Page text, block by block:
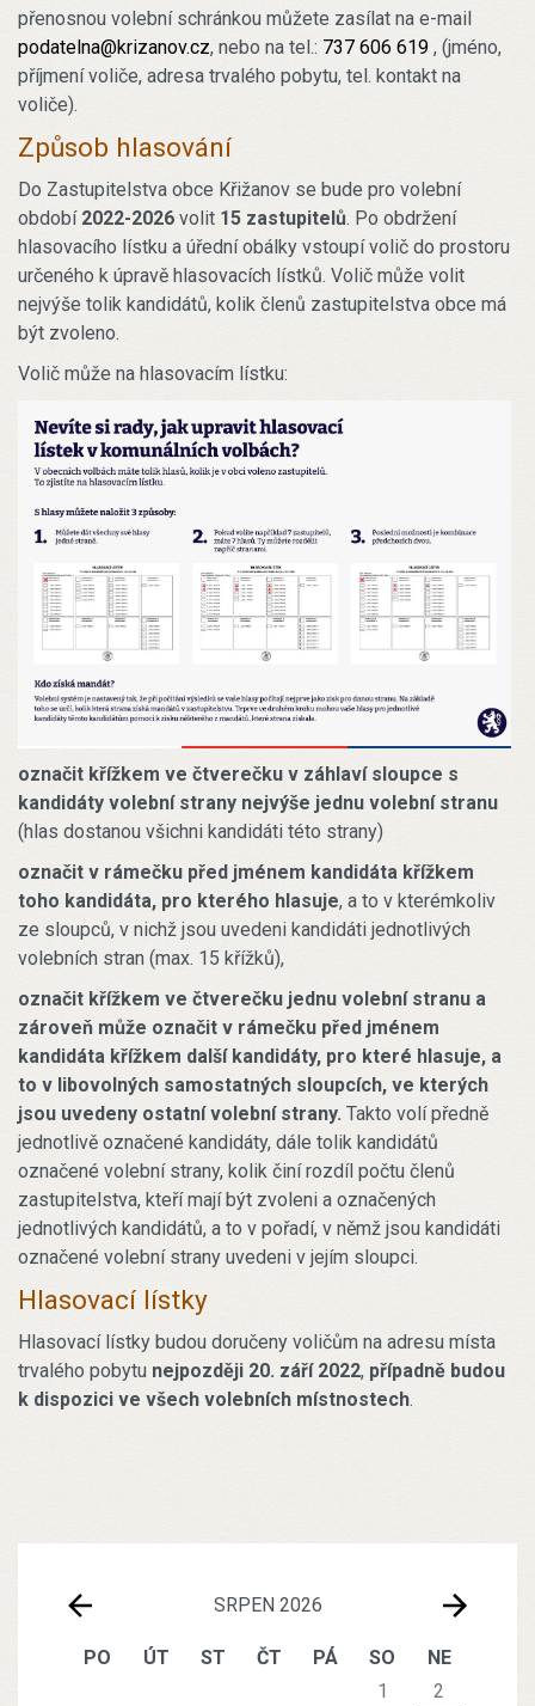
SRPEN 2026
PO ÚT ST ČT PÁ SO
NE
1
2
přenosnou volební schránkou můžete zasílat na e-mail
podatelna@krizanov.cz, nebo na tel.: 737 606 619 , (jméno,
příjmení voliče, adresa trvalého pobytu, tel. kontakt na
voliče).
Způsob hlasování
Do Zastupitelstva obce Křižanov se bude pro volební
období 2022-2026 volit 15 zastupitelů. Po obdržení
hlasovacího lístku a úřední obálky vstoupí volič do prostoru
určeného k úpravě hlasovacích lístků. Volič může volit
nejvýše tolik kandidátů, kolik členů zastupitelstva obce má
být zvoleno.
Volič může na hlasovacím lístku:
označit křížkem ve čtverečku v záhlaví sloupce s
kandidáty volební strany nejvýše jednu volební stranu
(hlas dostanou všichni kandidáti této strany)
označit v rámečku před jménem kandidáta křížkem
toho kandidáta, pro kterého hlasuje, a to v kterémkoliv
ze sloupců, v nichž jsou uvedeni kandidáti jednotlivých
volebních stran (max. 15 křížků),
označit křížkem ve čtverečku jednu volební stranu a
zároveň může označit v rámečku před jménem
kandidáta křížkem další kandidáty, pro které hlasuje, a
to v libovolných samostatných sloupcích, ve kterých
jsou uvedeny ostatní volební strany. Takto volí předně
jednotlivě označené kandidáty, dále tolik kandidátů
označené volební strany, kolik činí rozdíl počtu členů
zastupitelstva, kteří mají být zvoleni a označených
jednotlivých kandidátů, a to v pořadí, v němž jsou kandidáti
označené volební strany uvedeni v jejím sloupci.
Hlasovací lístky
Hlasovací lístky budou doručeny voličům na adresu místa
trvalého pobytu nejpozději 20. září 2022, případně budou
k dispozici ve všech volebních místnostech.